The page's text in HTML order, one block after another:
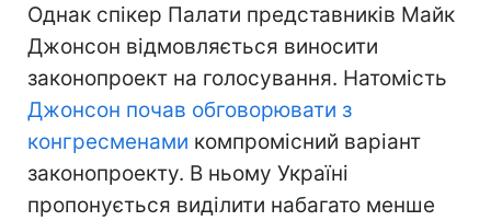
Однак спікер Палати представників Майк
Джонсон відмовляється виносити
законопроект на голосування. Натомість
Джонсон почав обговорювати з
конгресменами компромісний варіант
законопроекту. В ньому Україні
пропонується виділити набагато менше